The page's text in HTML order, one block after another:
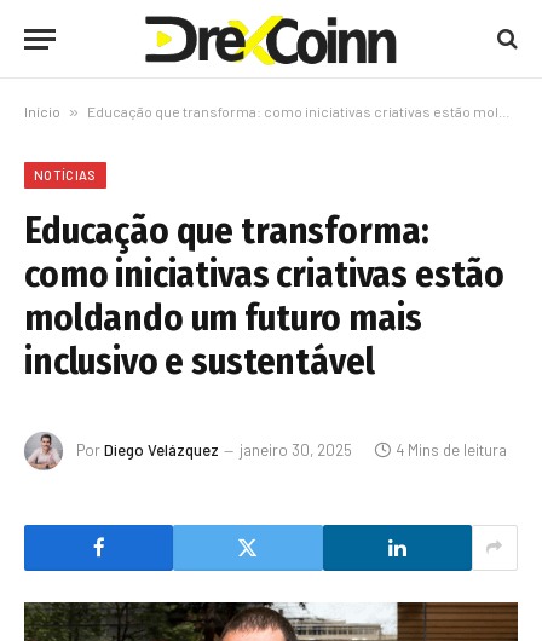
Início » Educação que transforma: como iniciativas criativas estão moldando um futuro mais inclusivo e sustentável
NOTÍCIAS
Educação que transforma:
como iniciativas criativas estão
moldando um futuro mais
inclusivo e sustentável
PorDiego Velázquez janeiro 30, 2025 4 Mins de leitura